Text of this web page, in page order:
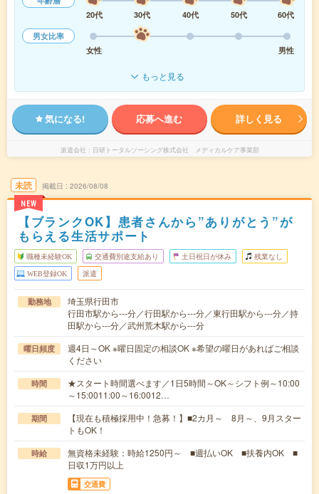
20代
30代 40代 50代
60代
男女比率
女性
男性
もっと見る
気になる! 応募へ進む 詳しく見る
派遣会社 日研トータルソーシング株式会社 メディカルケア事業部
未読
NEW
掲載日 2026/08/08
【ブランクOK】患者さんから”ありがとう”が
もらえる生活サポート
職種未経験OK 交通費別途支給あり 土日祝日が休み 残業なし
WEB登録OK 派遣
勤務地
埼玉県行田市
行田市駅から---分／行田駅から---分／東行田駅から---分／持
田駅から---分／武州荒木駅から---分
曜日頻度
週4日～OK ※曜日固定の相談OK ※希望の曜日があればご相談
ください
時間
★スタート時間選べます／1日5時間～OK～シフト例～10:00
～15:0011:00～16:0012…
期間
【現在も積極採用中！急募！】■2カ月～ 8月～、9月スター
トもOK！
時給
無資格未経験：時給1250円～ ■週払いOK ■扶養内OK ■
日収1万円以上
交通費